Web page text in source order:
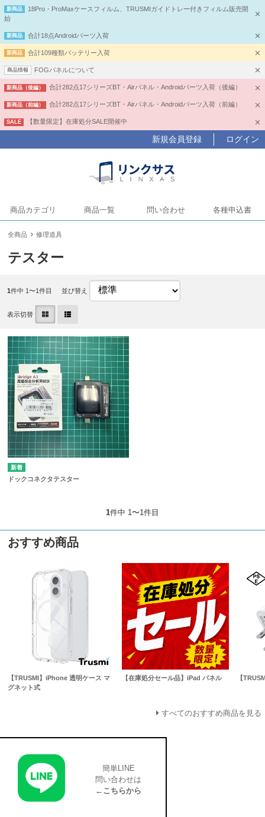
新商品
18Pro・ProMaxケースフィルム、TRUSMIガイドトレー付きフィルム販売開
始
新商品 合計18点Androidパーツ入荷
新商品 合計109種類バッテリー入荷
商品情報 FOGパネルについて
新商品（後編） 合計282点17シリーズBT・Airパネル・Androidパーツ入荷（後編）
新商品（前編） 合計282点17シリーズBT・Airパネル・Androidパーツ入荷（前編）
SALE 【数量限定】在庫処分SALE開催中
新規会員登録 ログイン
商品カテゴリ 商品一覧 問い合わせ 各種申込書
全商品 修理道具
テスター
1件中 1〜1件目 並び替え
表示切替
ドックコネクタテスター
1件中 1〜1件目
おすすめ商品
【TRUSMI】iPhone 透明ケース マ
グネット式
【在庫処分セール品】iPad パネル 【
すべてのおすすめ商品を見る
簡単LINE
問い合わせは
←こちらから